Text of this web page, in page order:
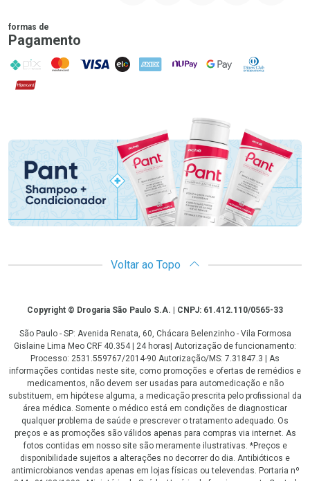
formas de
Pagamento
PIX MasterCard
VISA ELO AMEX NuPay Google PayDiners Club
Hipercard
Promoção em Destaque
Voltar ao Topo
CopyrightCopyright © Drogaria São Paulo S.A. | CNPJ: 61.412.110/0565-33
São Paulo - SP: Avenida Renata, 60, Chácara Belenzinho - Vila Formosa
Gislaine Lima Meo CRF 40.354 | 24 horas| Autorização de funcionamento:
Processo: 2531.559767/2014-90 Autorização/MS: 7.31847.3 | As
informações contidas neste site, como promoções e ofertas de remédios e
medicamentos, não devem ser usadas para automedicação e não
substituem, em hipótese alguma, a medicação prescrita pelo profissional da
área médica. Somente o médico está em condições de diagnosticar
qualquer problema de saúde e prescrever o tratamento adequado. Os
preços e as promoções são válidos apenas para compras via internet. As
fotos contidas em nosso site são meramente ilustrativas. *Preços e
disponibilidade sujeitos a alterações no decorrer do dia. Antibióticos e
antimicrobianos vendas apenas em lojas físicas ou televendas. Portaria nº